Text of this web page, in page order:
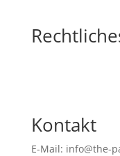
Kontakt
E-Mail: info@the-